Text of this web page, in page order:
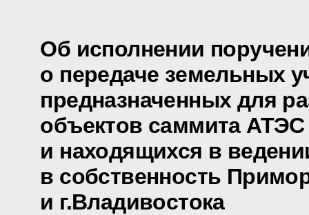
Об исполнении
о передаче земельных
предназначенных для
объектов саммита АТЭС
и находящихся в
в собственность
и г.Владивостока